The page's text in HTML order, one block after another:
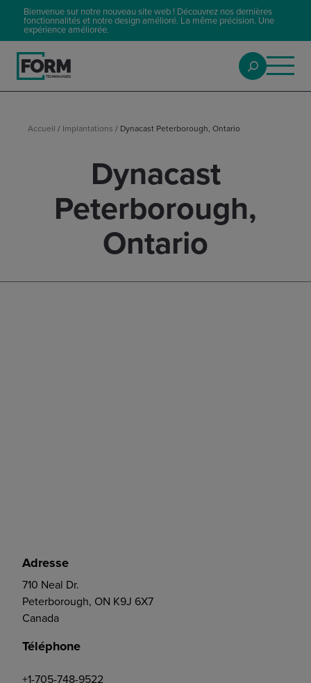
Bienvenue sur notre nouveau site web ! Découvrez nos dernières
fonctionnalités et notre design amélioré. La même précision. Une
expérience améliorée.
Accueil / Implantations / Dynacast Peterborough, Ontario
Dynacast
Peterborough,
Ontario
Adresse
710 Neal Dr.
Peterborough, ON K9J 6X7
Canada
Téléphone
+1-705-748-9522